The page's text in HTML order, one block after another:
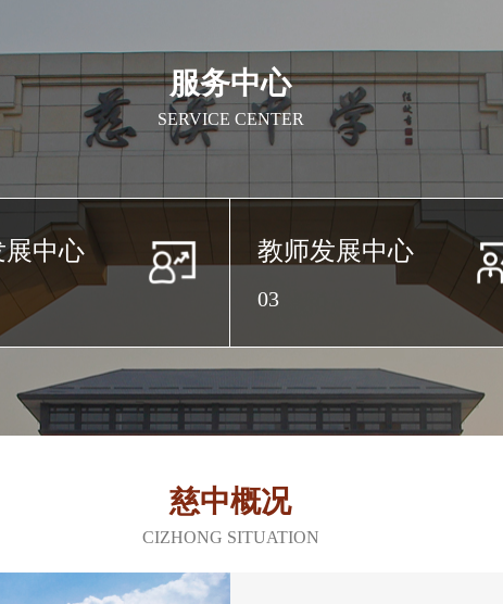
服务中心
SERVICE CENTER
展中心 教师发展中心
03
慈中概况
CIZHONG SITUATION